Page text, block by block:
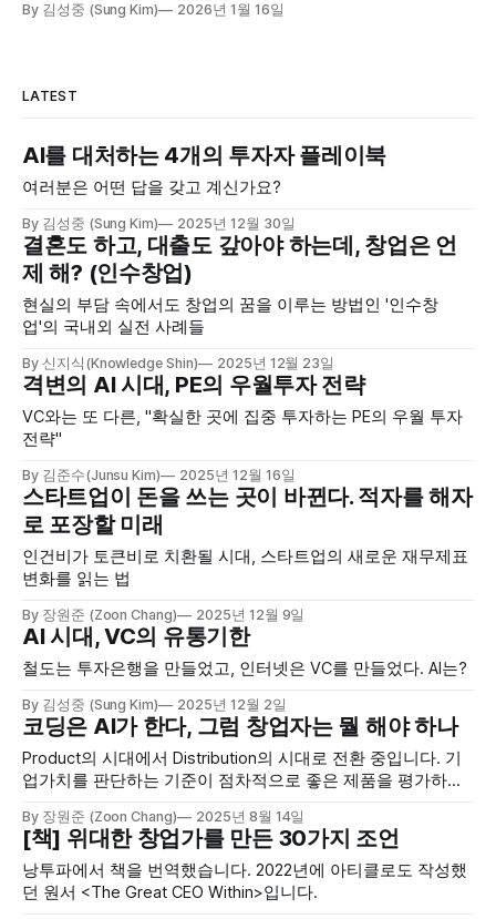
By 김성중 (Sung Kim) 2026년 1월 16일
LATEST
AI를 대처하는 4개의 투자자 플레이북
여러분은 어떤 답을 갖고 계신가요?
By 김성중 (Sung Kim) 2025년 12월 30일
결혼도 하고, 대출도 갚아야 하는데, 창업은 언
제 해? (인수창업)
현실의 부담 속에서도 창업의 꿈을 이루는 방법인 '인수창
업'의 국내외 실전 사례들
By 신지식(Knowledge Shin) 2025년 12월 23일
격변의 AI 시대, PE의 우월투자 전략
VC와는 또 다른, "확실한 곳에 집중 투자하는 PE의 우월 투자
전략"
By 김준수(Junsu Kim) 2025년 12월 16일
스타트업이 돈을 쓰는 곳이 바뀐다. 적자를 해자
로 포장할 미래
인건비가 토큰비로 치환될 시대, 스타트업의 새로운 재무제표
변화를 읽는 법
By 장원준 (Zoon Chang) 2025년 12월 9일
AI 시대, VC의 유통기한
철도는 투자은행을 만들었고, 인터넷은 VC를 만들었다. AI는?
By 김성중 (Sung Kim) 2025년 12월 2일
코딩은 AI가 한다, 그럼 창업자는 뭘 해야 하나
Product의 시대에서 Distribution의 시대로 전환 중입니다. 기
업가치를 판단하는 기준이 점차적으로 좋은 제품을 평가하던
게 바뀔까요?
By 장원준 (Zoon Chang) 2025년 8월 14일
[책] 위대한 창업가를 만든 30가지 조언
낭투파에서 책을 번역했습니다. 2022년에 아티클로도 작성했
던 원서 <The Great CEO Within>입니다.